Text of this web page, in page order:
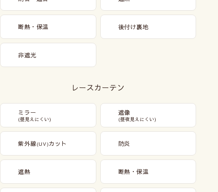
断熱・保温 後付け裏地
非遮光
レースカーテン
ミラー
(昼見えにくい)
遮像
(昼夜見えにくい)
紫外線(UV)カット 防炎
遮熱 断熱・保温